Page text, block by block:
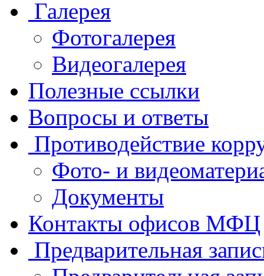
Галерея
Фотогалерея
Видеогалерея
Полезные ссылки
Вопросы и ответы
Противодействие
Фото- и
Документы
Контакты офисов МФЦ
Предварительная